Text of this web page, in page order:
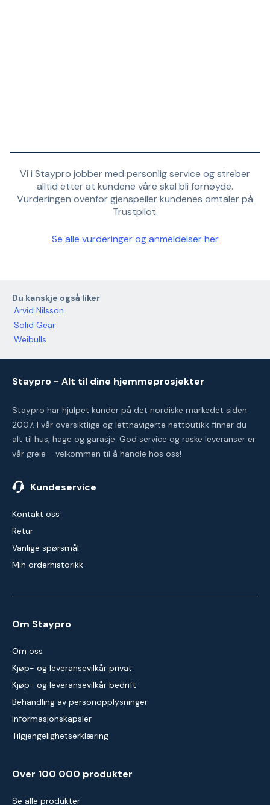
Vi i Staypro jobber med personlig service og streber
alltid etter at kundene våre skal bli fornøyde.
Vurderingen ovenfor gjenspeiler kundenes omtaler på
Trustpilot.
Se alle vurderinger og anmeldelser her
Du kanskje også liker
Arvid Nilsson
Solid Gear
Weibulls
Staypro - Alt til dine hjemmeprosjekter
Staypro har hjulpet kunder på det nordiske markedet siden
2007. I vår oversiktlige og lettnavigerte nettbutikk finner du
alt til hus, hage og garasje. God service og raske leveranser er
vår greie - velkommen til å handle hos oss!
Kundeservice
Kontakt oss
Retur
Vanlige spørsmål
Min orderhistorikk
Om Staypro
Om oss
Kjøp- og leveransevilkår privat
Kjøp- og leveransevilkår bedrift
Behandling av personopplysninger
Informasjonskapsler
Tilgjengelighetserklæring
Over 100 000 produkter
Se alle produkter